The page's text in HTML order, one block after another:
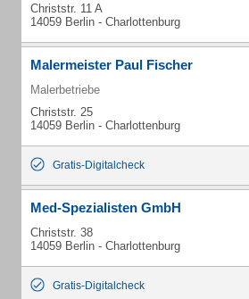
Christstr. 11 A
14059 Berlin - Charlottenburg
Malermeister Paul Fischer
Malerbetriebe
Christstr. 25
14059 Berlin - Charlottenburg
Gratis-Digitalcheck
Med-Spezialisten GmbH
Christstr. 38
14059 Berlin - Charlottenburg
Gratis-Digitalcheck